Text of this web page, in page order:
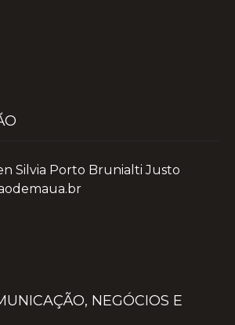
Silvia Porto Brunialti Justo
NEGÓCIOS E